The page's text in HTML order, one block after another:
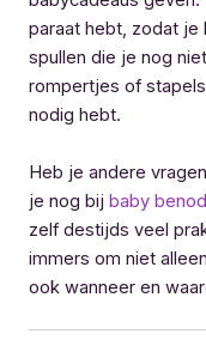
paraat hebt, zodat je
spullen die je nog
rompertjes of
nodig hebt.
Heb je andere
je nog bij baby
zelf destijds veel
immers om niet
ook wanneer en